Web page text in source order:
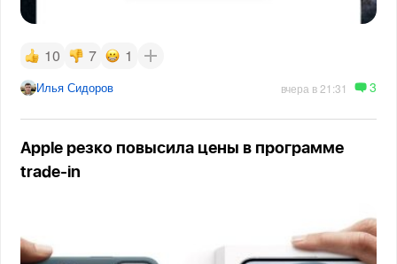
10 7 1
Илья Сидоров вчера в 21:31 3
Apple резко повысила цены в программе
trade-in